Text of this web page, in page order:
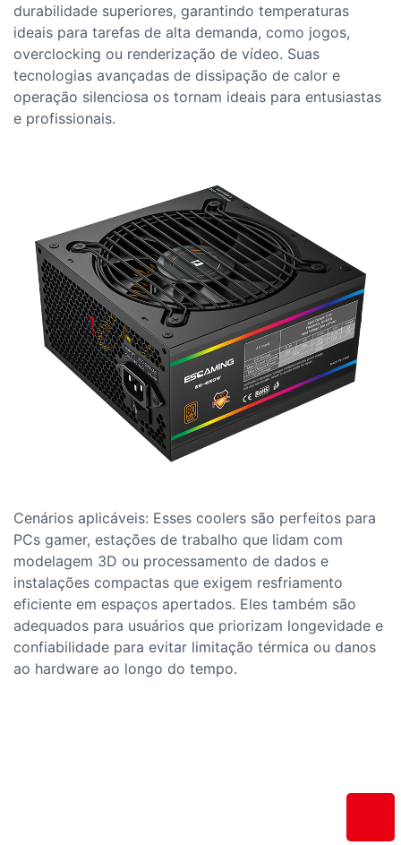
durabilidade superiores, garantindo temperaturas
ideais para tarefas de alta demanda, como jogos,
overclocking ou renderização de vídeo. Suas
tecnologias avançadas de dissipação de calor e
operação silenciosa os tornam ideais para entusiastas
e profissionais.
Cenários aplicáveis: Esses coolers são perfeitos para
PCs gamer, estações de trabalho que lidam com
modelagem 3D ou processamento de dados e
instalações compactas que exigem resfriamento
eficiente em espaços apertados. Eles também são
adequados para usuários que priorizam longevidade e
confiabilidade para evitar limitação térmica ou danos
ao hardware ao longo do tempo.